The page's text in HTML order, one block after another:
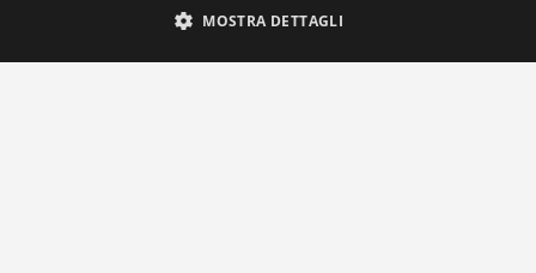
MOSTRA DETTAGLI